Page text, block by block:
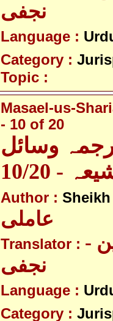
نجفی
Language :
Category :
Topic :
Masael-us-
- 10 of 20
وسائل
- 10/20
Author :
عاملی
Translator : - آیت اللہ محّمد حسین
نجفی
Language :
Category :